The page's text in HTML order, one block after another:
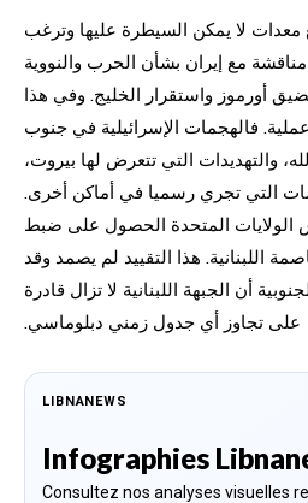
معدات لا يمكن السيطرة عليها وترغب
مناقشة مع إيران بشأن الحرب والنووية
أورموز واستقرار الخليج. وفي هذا
فالهجمات الإسرائيلية في جنوب
والتهديدات التي تتعرض لها بيروت،
التي تجري رسميا في أماكن أخرى.
الولايات المتحدة الحصول على ضبط
اللبنانية. هذا التقييد لم يصمد وقد
أن الجبهة اللبنانية لا تزال قادرة
على تجاوز أي جدول زمني دبلوماسي.
LIBNANEWS
Infographies
Consultez nos analyses visuelles